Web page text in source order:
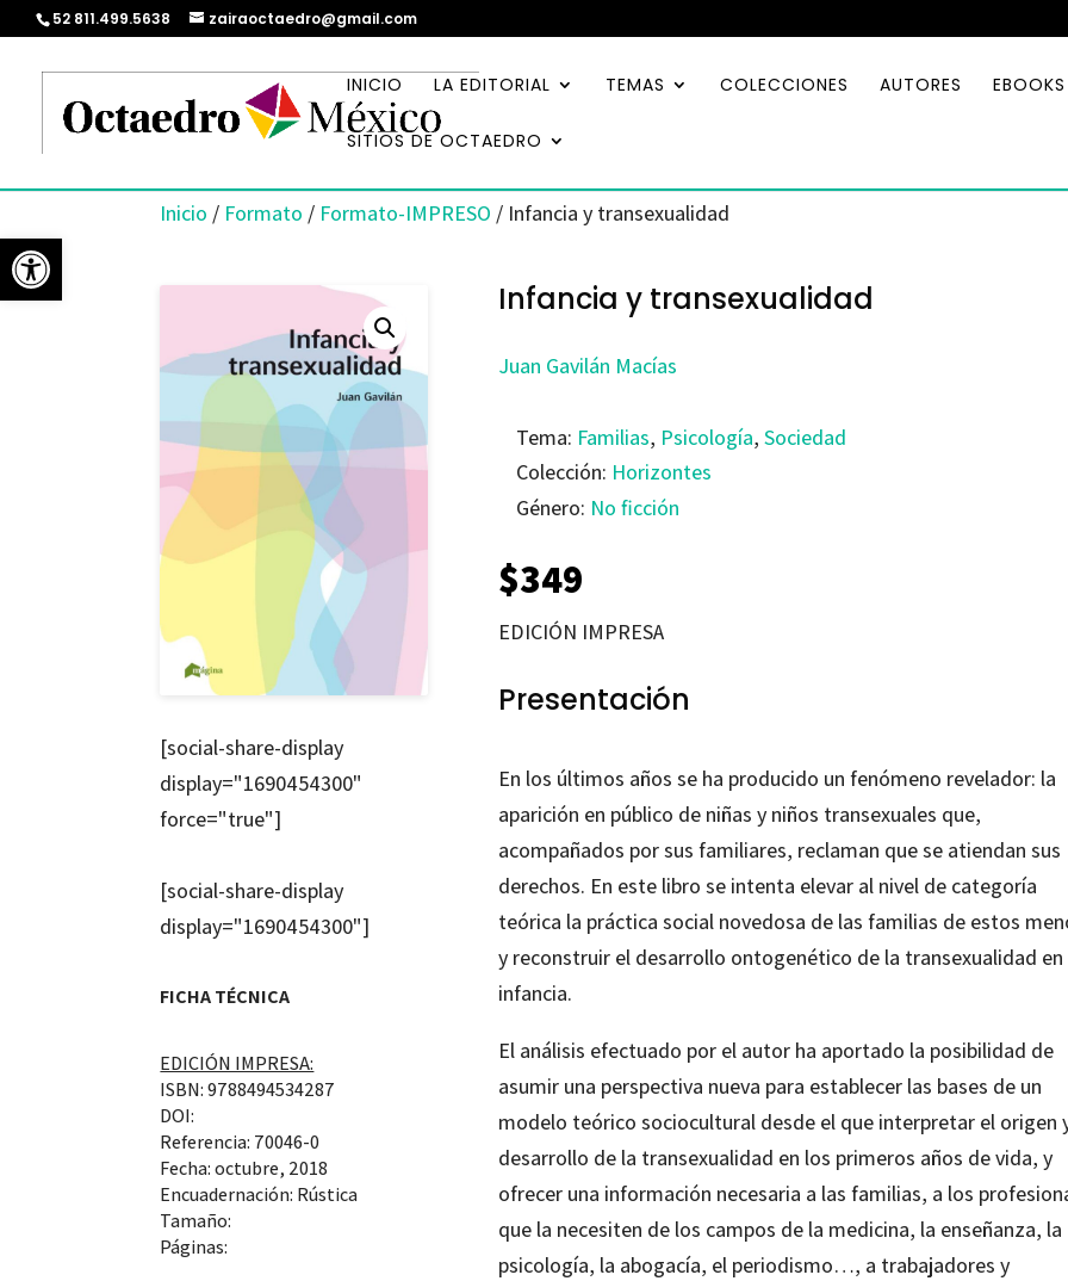
Abrir barra de herramientas
52 811.499.5638 zairaoctaedro@gmail.com
INICIO LA EDITORIAL TEMAS COLECCIONES AUTORES EBOOKS
SITIOS DE OCTAEDRO
Inicio / Formato / Formato-IMPRESO / Infancia y transexualidad
[social-share-display
display="1690454300"
force="true"]
[social-share-display
display="1690454300"]
FICHA TÉCNICA
EDICIÓN IMPRESA:
ISBN: 9788494534287
DOI:
Referencia: 70046-0
Fecha: octubre, 2018
Encuadernación: Rústica
Tamaño:
Páginas:
Infancia y transexualidad
Juan Gavilán Macías
Tema: Familias, Psicología, Sociedad
Colección: Horizontes
Género: No ficción
$349
EDICIÓN IMPRESA
Presentación
En los últimos años se ha producido un fenómeno revelador: la
aparición en público de niñas y niños transexuales que,
acompañados por sus familiares, reclaman que se atiendan sus
derechos. En este libro se intenta elevar al nivel de categoría
teórica la práctica social novedosa de las familias de estos
y reconstruir el desarrollo ontogenético de la transexualidad en
infancia.
El análisis efectuado por el autor ha aportado la posibilidad de
asumir una perspectiva nueva para establecer las bases de un
modelo teórico sociocultural desde el que interpretar el origen
desarrollo de la transexualidad en los primeros años de vida, y
ofrecer una información necesaria a las familias, a los
que la necesiten de los campos de la medicina, la enseñanza, la
psicología, la abogacía, el periodismo…, a trabajadores y